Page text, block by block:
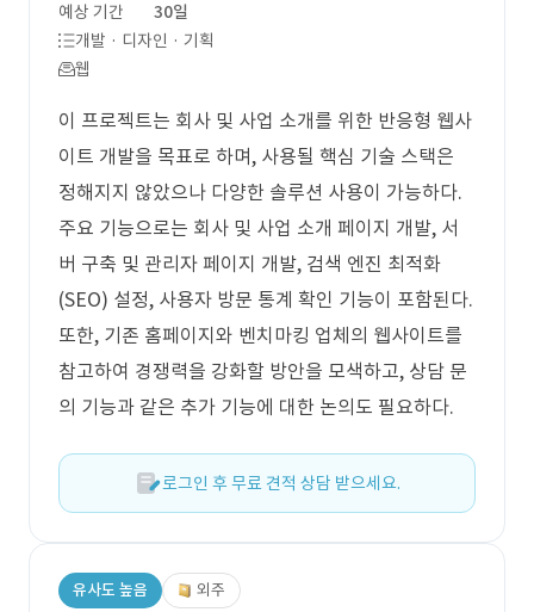
예상 기간
30일
개발 · 디자인 · 기획
웹
이 프로젝트는 회사 및 사업 소개를 위한 반응형 웹사
이트 개발을 목표로 하며, 사용될 핵심 기술 스택은
정해지지 않았으나 다양한 솔루션 사용이 가능하다.
주요 기능으로는 회사 및 사업 소개 페이지 개발, 서
버 구축 및 관리자 페이지 개발, 검색 엔진 최적화
(SEO) 설정, 사용자 방문 통계 확인 기능이 포함된다.
또한, 기존 홈페이지와 벤치마킹 업체의 웹사이트를
참고하여 경쟁력을 강화할 방안을 모색하고, 상담 문
의 기능과 같은 추가 기능에 대한 논의도 필요하다.
로그인 후 무료 견적 상담 받으세요.
유사도 높음 외주